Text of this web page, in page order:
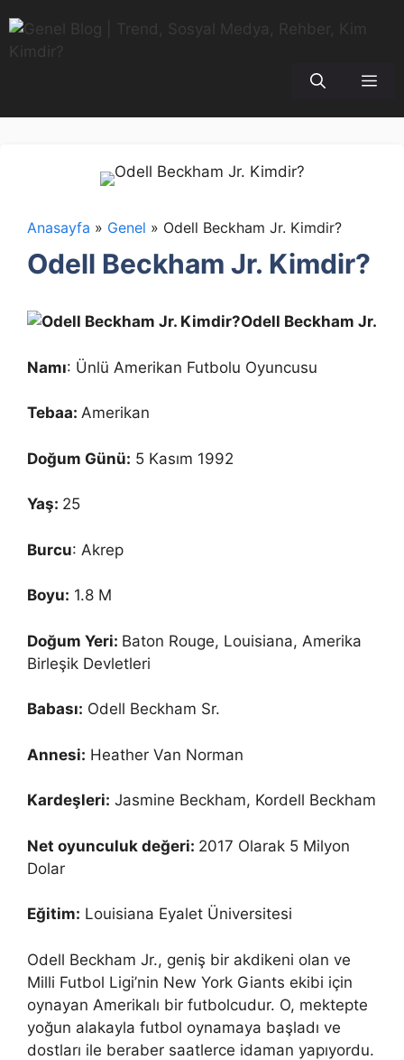
atla
Anasayfa » Genel » Odell Beckham Jr. Kimdir?
Odell Beckham Jr. Kimdir?
Odell Beckham Jr.
Namı: Ünlü Amerikan Futbolu Oyuncusu
Tebaa: Amerikan
Doğum Günü: 5 Kasım 1992
Yaş: 25
Burcu: Akrep
Boyu: 1.8 M
Doğum Yeri: Baton Rouge, Louisiana, Amerika
Birleşik Devletleri
Babası: Odell Beckham Sr.
Annesi: Heather Van Norman
Kardeşleri: Jasmine Beckham, Kordell Beckham
Net oyunculuk değeri: 2017 Olarak 5 Milyon
Dolar
Eğitim: Louisiana Eyalet Üniversitesi
Odell Beckham Jr., geniş bir akdikeni olan ve
Milli Futbol Ligi’nin New York Giants ekibi için
oynayan Amerikalı bir futbolcudur. O, mektepte
yoğun alakayla futbol oynamaya başladı ve
dostları ile beraber saatlerce idaman yapıyordu.